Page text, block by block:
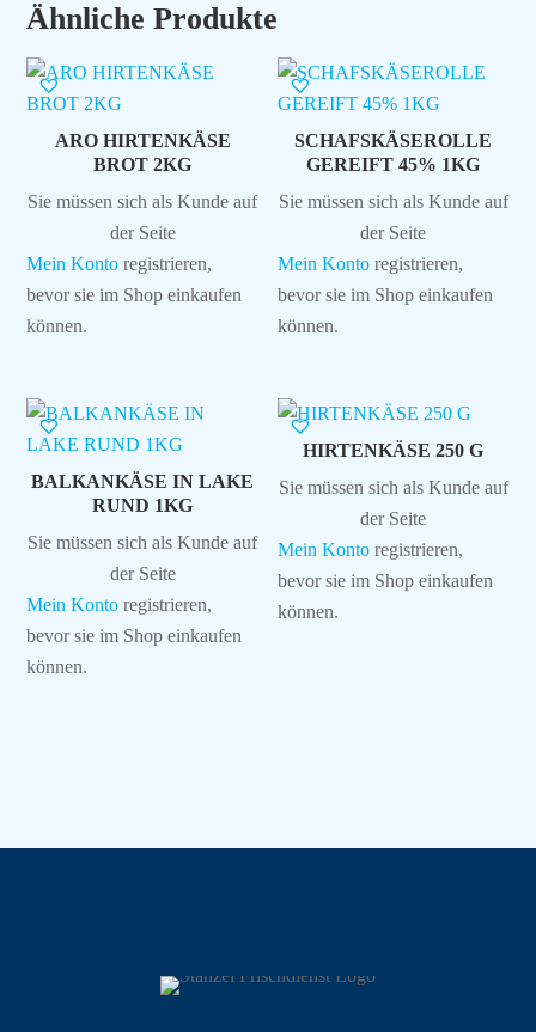
Ähnliche Produkte
ARO HIRTENKÄSE
BROT 2KG
Sie müssen sich als Kunde auf
der Seite
Mein Konto registrieren,
bevor sie im Shop einkaufen
können.
SCHAFSKÄSEROLLE
GEREIFT 45% 1KG
Sie müssen sich als Kunde auf
der Seite
Mein Konto registrieren,
bevor sie im Shop einkaufen
können.
BALKANKÄSE IN LAKE
RUND 1KG
Sie müssen sich als Kunde auf
der Seite
Mein Konto registrieren,
bevor sie im Shop einkaufen
können.
HIRTENKÄSE 250 G
Sie müssen sich als Kunde auf
der Seite
Mein Konto registrieren,
bevor sie im Shop einkaufen
können.